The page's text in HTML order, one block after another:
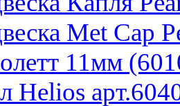
Met Cap
11мм
Helios